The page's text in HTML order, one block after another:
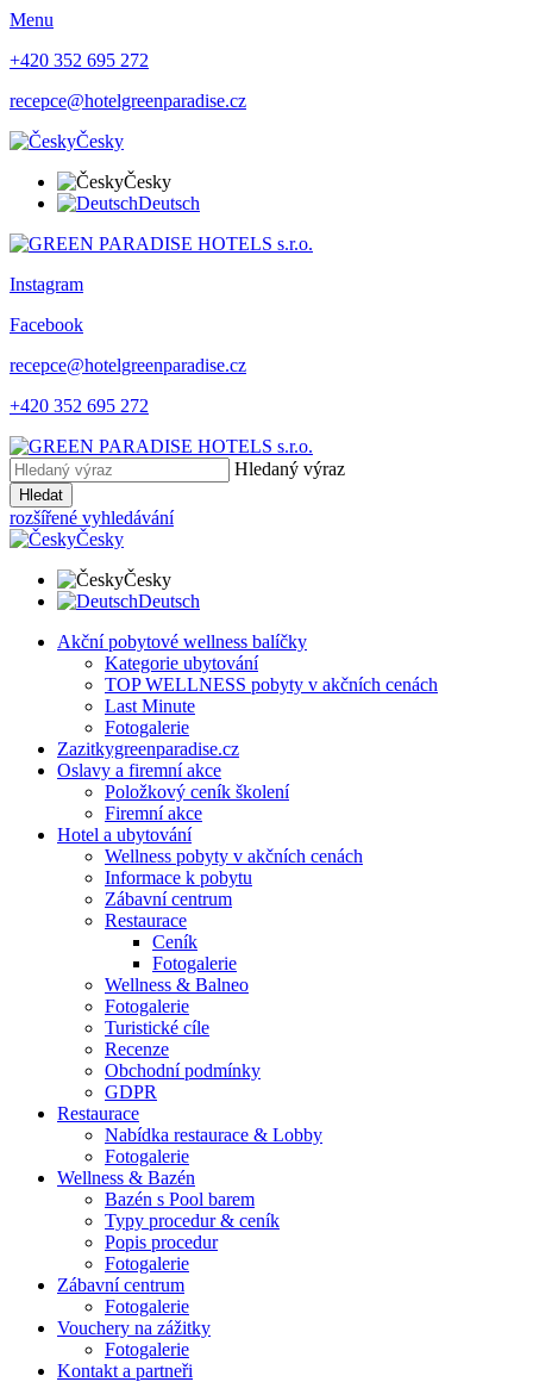
Menu
+420 352 695 272
recepce@hotelgreenparadise.cz
Česky
Česky
Deutsch
Instagram
Facebook
recepce@hotelgreenparadise.cz
+420 352 695 272
Hledaný výraz
Hledat
rozšířené vyhledávání
Česky
Česky
Deutsch
Akční pobytové wellness balíčky
Kategorie ubytování
TOP WELLNESS pobyty v akčních cenách
Last Minute
Fotogalerie
Zazitkygreenparadise.cz
Oslavy a firemní akce
Položkový ceník školení
Firemní akce
Hotel a ubytování
Wellness pobyty v akčních cenách
Informace k pobytu
Zábavní centrum
Restaurace
Ceník
Fotogalerie
Wellness & Balneo
Fotogalerie
Turistické cíle
Recenze
Obchodní podmínky
GDPR
Restaurace
Nabídka restaurace & Lobby
Fotogalerie
Wellness & Bazén
Bazén s Pool barem
Typy procedur & ceník
Popis procedur
Fotogalerie
Zábavní centrum
Fotogalerie
Vouchery na zážitky
Fotogalerie
Kontakt a partneři